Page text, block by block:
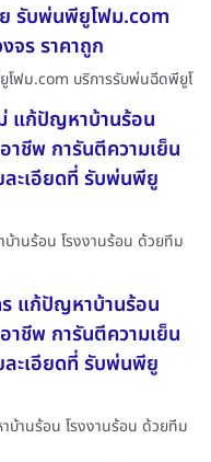
รับพ่นพียูโฟม.com
จร ราคาถูก
โฟม.com บริการรับพ่นฉีดพียูโ
แก้ปัญหาบ้านร้อน
ชีพ การันตีความเย็น
ะเอียดที่ รับพ่นพียู
านร้อน โรงงานร้อน ด้วยทีม
แก้ปัญหาบ้านร้อน
ชีพ การันตีความเย็น
ะเอียดที่ รับพ่นพียู
านร้อน โรงงานร้อน ด้วยทีม